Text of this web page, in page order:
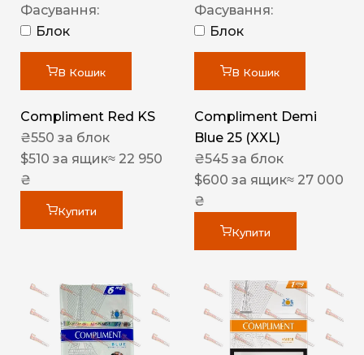
Фасування:
Блок
В Кошик
Compliment Red KS
₴550 за блок
$510 за ящик≈ 22 950
₴
Купити
Фасування:
Блок
В Кошик
Compliment Demi
Blue 25 (XXL)
₴545 за блок
$600 за ящик≈ 27 000
₴
Купити